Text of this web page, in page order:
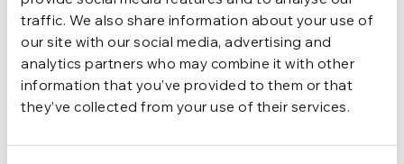
traffic. We also share information about your use of
our site with our social media, advertising and
analytics partners who may combine it with other
information that you’ve provided to them or that
they’ve collected from your use of their services.
lei
lei
NEW NEW